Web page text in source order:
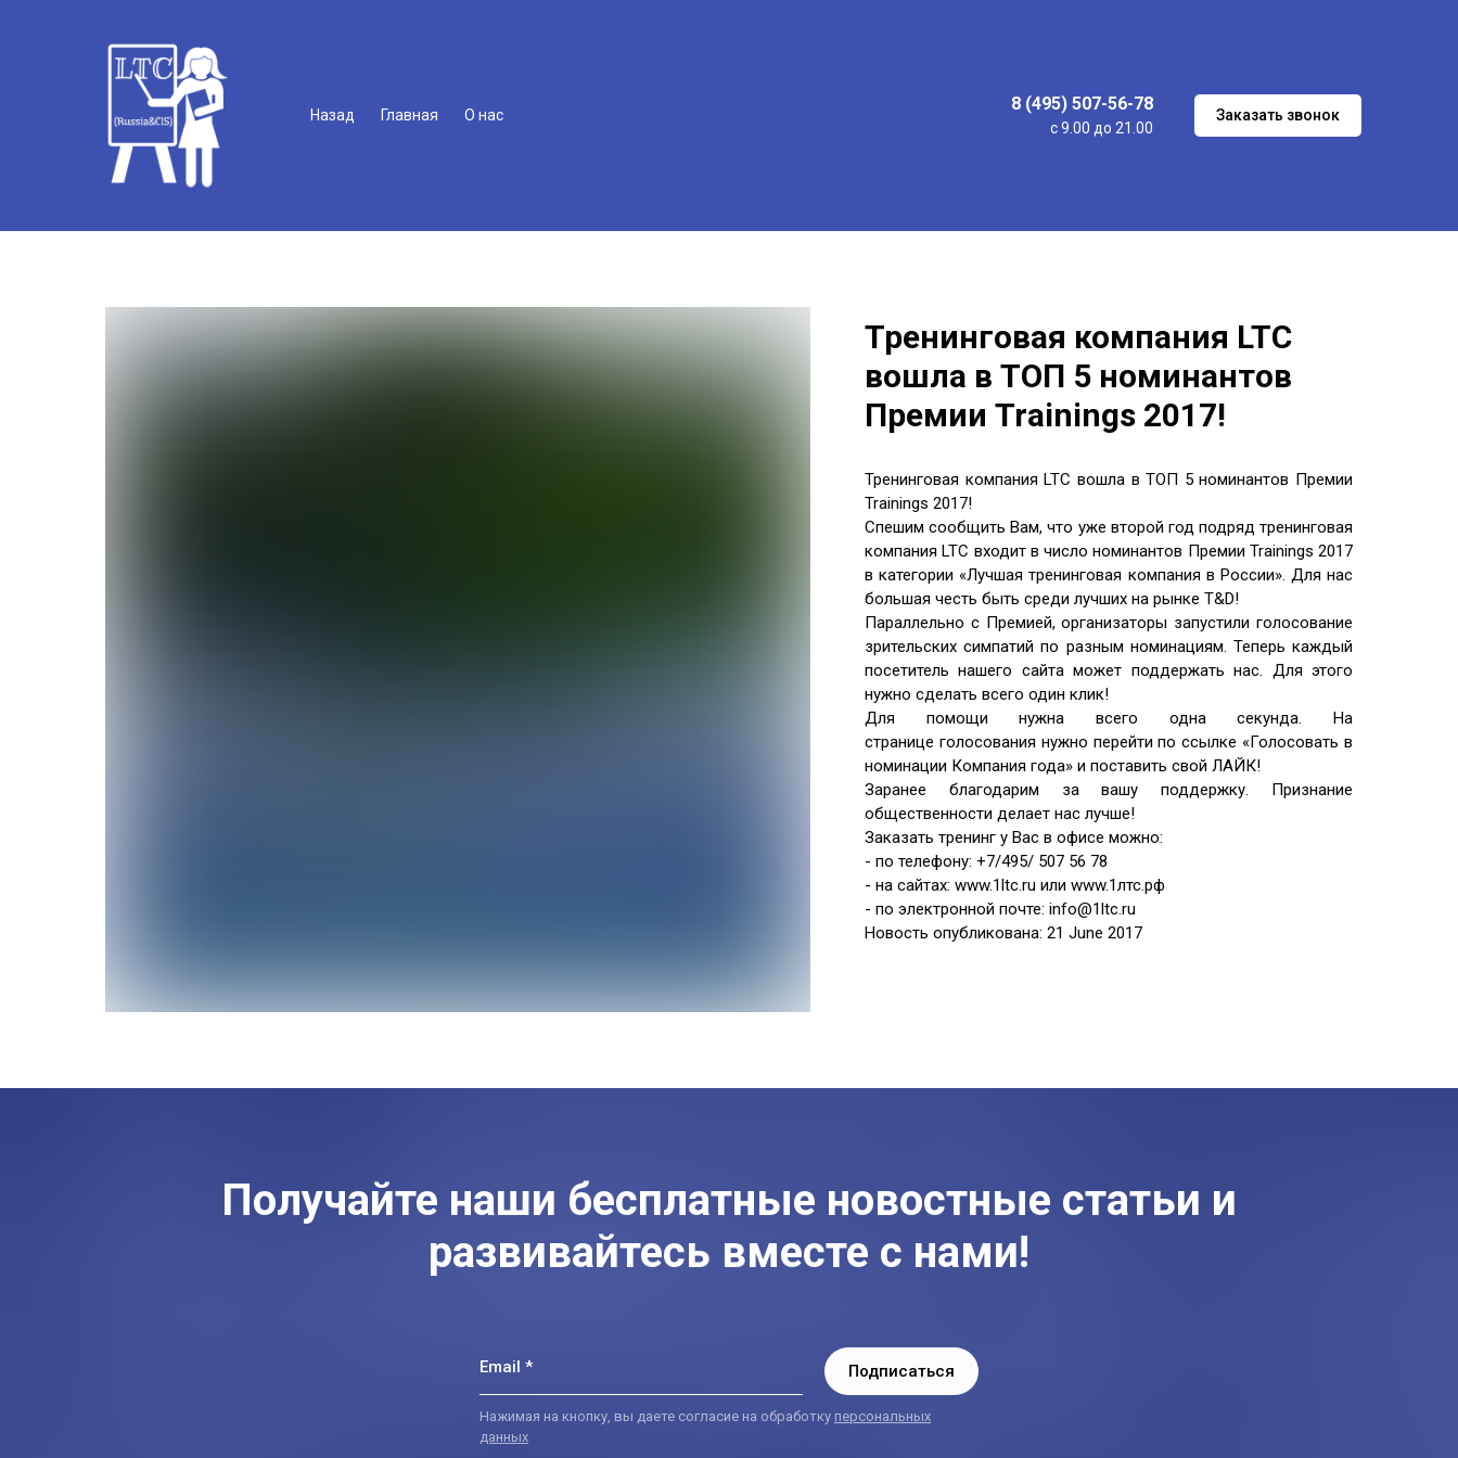
Назад Главная О нас
8 (495) 507-56-78
с 9.00 до 21.00
Заказать звонок
Тренинговая компания LTC
вошла в ТОП 5 номинантов
Премии Trainings 2017!
Тренинговая компания LTC вошла в ТОП 5 номинантов Премии
Trainings 2017!
Спешим сообщить Вам, что уже второй год подряд тренинговая
компания LTC входит в число номинантов Премии Trainings 2017
в категории «Лучшая тренинговая компания в России». Для нас
большая честь быть среди лучших на рынке T&D!
Параллельно с Премией, организаторы запустили голосование
зрительских симпатий по разным номинациям. Теперь каждый
посетитель нашего сайта может поддержать нас. Для этого
нужно сделать всего один клик!
Для помощи нужна всего одна секунда. На
странице голосования нужно перейти по ссылке «Голосовать в
номинации Компания года» и поставить свой ЛАЙК!
Заранее благодарим за вашу поддержку. Признание
общественности делает нас лучше!
Заказать тренинг у Вас в офисе можно:
- по телефону: +7/495/ 507 56 78
- на сайтах: www.1ltc.ru или www.1лтс.рф
- по электронной почте: info@1ltc.ru
Новость опубликована: 21 June 2017
Получайте наши бесплатные новостные статьи и
развивайтесь вместе с нами!
Email * Подписаться
Нажимая на кнопку, вы даете согласие на обработку персональных
данных